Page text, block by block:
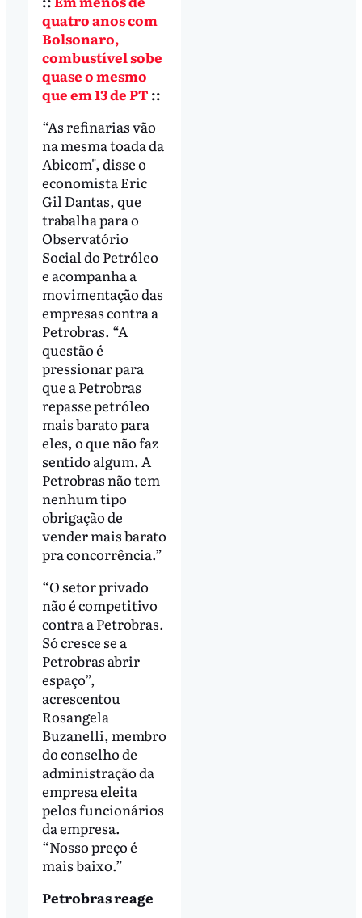
quatro anos com
Bolsonaro,
combustível sobe
quase o mesmo
que em 13 de PT ::
“As refinarias vão
na mesma toada da
Abicom", disse o
economista Eric
Gil Dantas, que
trabalha para o
Observatório
Social do Petróleo
e acompanha a
movimentação das
empresas contra a
Petrobras. “A
questão é
pressionar para
que a Petrobras
repasse petróleo
mais barato para
eles, o que não faz
sentido algum. A
Petrobras não tem
nenhum tipo
obrigação de
vender mais barato
pra concorrência.”
“O setor privado
não é competitivo
contra a Petrobras.
Só cresce se a
Petrobras abrir
espaço”,
acrescentou
Rosangela
Buzanelli, membro
do conselho de
administração da
empresa eleita
pelos funcionários
da empresa.
“Nosso preço é
mais baixo.”
Petrobras reage